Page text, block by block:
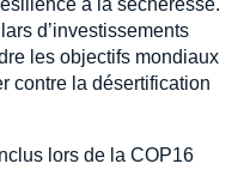
à la sécheresse.
d’investissements
les objectifs mondiaux
contre la désertification
lors de la COP16